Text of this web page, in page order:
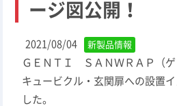
ージ図公開！
2021/08/04 新製品情報
ＧＥＮＴＩ ＳＡＮＷＲＡＰ（
キュービクル・玄関扉への設置
した。